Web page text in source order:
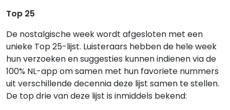
Top 25
De nostalgische week wordt afgesloten met een
unieke Top 25-lijst. Luisteraars hebben de hele week
hun verzoeken en suggesties kunnen indienen via de
100% NL-app om samen met hun favoriete nummers
uit verschillende decennia deze lijst samen te stellen.
De top drie van deze lijst is inmiddels bekend: